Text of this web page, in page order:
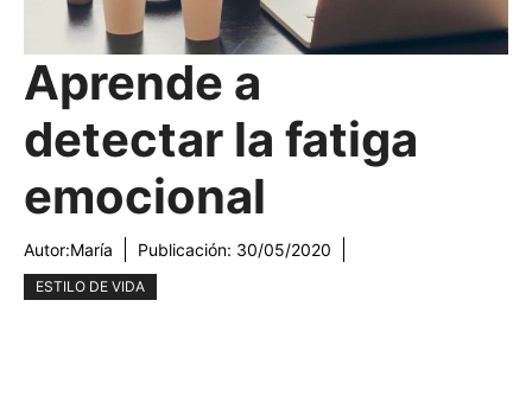
Aprende a
detectar la fatiga
emocional
Autor:María Publicación: 30/05/2020
ESTILO DE VIDA